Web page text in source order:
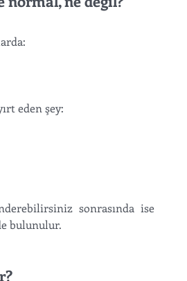
eden şey:
sonrasında ise
bulunulur.